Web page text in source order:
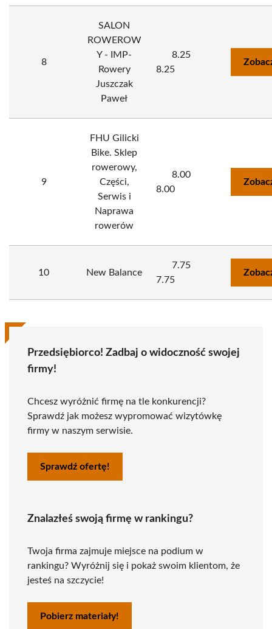
8
SALON
ROWEROW
Y - IMP-
Rowery
Juszczak
Paweł
8.25
8.25
9
FHU Gilicki
Bike. Sklep
rowerowy,
Części,
Serwis i
Naprawa
rowerów
8.00
8.00
10 New Balance
7.75
7.75
Przedsiębiorco! Zadbaj o widoczność swojej
firmy!
Chcesz wyróżnić firmę na tle konkurencji?
Sprawdź jak możesz wypromować wizytówkę
firmy w naszym serwisie.
Sprawdź ofertę!
Znalazłeś swoją firmę w rankingu?
Twoja firma zajmuje miejsce na podium w
rankingu? Wyróżnij się i pokaż swoim klientom, że
jesteś na szczycie!
Pobierz materiały!